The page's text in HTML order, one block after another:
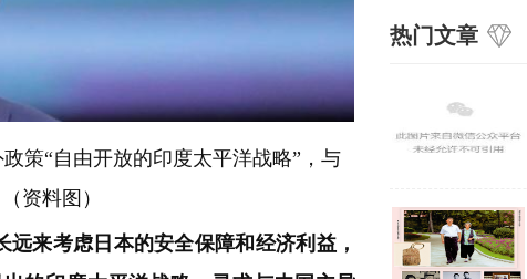
策“自由开放的印度太平洋战略”，与
资料图）
来考虑日本的安全保障和经济利益，
热门文章